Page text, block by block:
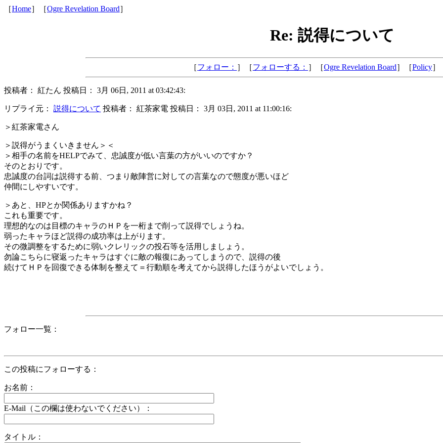
［Home］［Ogre Revelation Board］
Re: 説得について
［フォロー： ］［フォローする： ］［Ogre Revelation Board］［Policy］
投稿者： 紅たん 投稿日： 3月 06日, 2011 at 03:42:43:
リプライ元： 説得について 投稿者： 紅茶家電 投稿日： 3月 03日, 2011 at 11:00:16:
＞紅茶家電さん
＞説得がうまくいきません＞＜
＞相手の名前をHELPでみて、忠誠度が低い言葉の方がいいのですか？
そのとおりです。
忠誠度の台詞は説得する前、つまり敵陣営に対しての言葉なので態度が悪いほど
仲間にしやすいです。
＞あと、HPとか関係ありますかね？
これも重要です。
理想的なのは目標のキャラのＨＰを一桁まで削って説得でしょうね。
弱ったキャラほど説得の成功率は上がります。
その微調整をするために弱いクレリックの投石等を活用しましょう。
勿論こちらに寝返ったキャラはすぐに敵の報復にあってしまうので、説得の後
続けてＨＰを回復できる体制を整えて＝行動順を考えてから説得したほうがよいでしょう。
フォロー一覧：
この投稿にフォローする：
お名前：
E-Mail（この欄は使わないでください）：
タイトル：